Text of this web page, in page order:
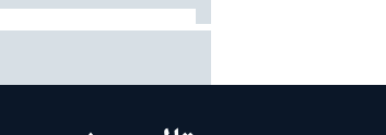
ألونسو يقود سيارته